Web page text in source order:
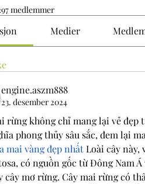
medlemmer
Medier
engine.aszm888
23. desember 2024
rừng không chỉ mang lại vẻ đẹp
phong thủy sâu sắc, đem lại
mai vàng đẹp nhất Loài cây này,
có nguồn gốc từ Đông Nam
cây mơ rừng. Cây mai rừng có